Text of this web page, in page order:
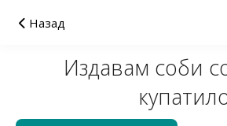
Назад
Издавам соби